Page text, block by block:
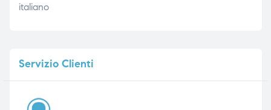
italiano
ServizioClienti